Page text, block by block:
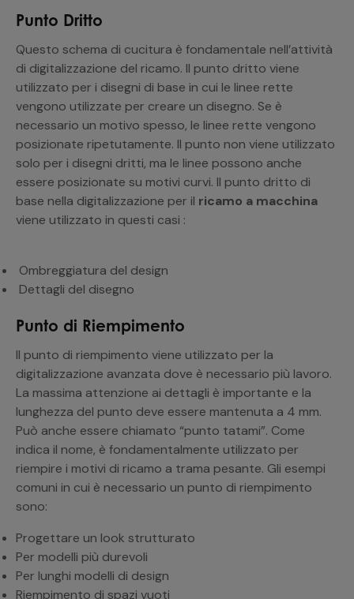
Punto Dritto
Questo schema di cucitura è fondamentale nell’attività
di digitalizzazione del ricamo. Il punto dritto viene
utilizzato per i disegni di base in cui le linee rette
vengono utilizzate per creare un disegno. Se è
necessario un motivo spesso, le linee rette vengono
posizionate ripetutamente. Il punto non viene utilizzato
solo per i disegni dritti, ma le linee possono anche
essere posizionate su motivi curvi. Il punto dritto di
base nella digitalizzazione per il ricamo a macchina
viene utilizzato in questi casi :
Ombreggiatura del design
Dettagli del disegno
Punto di Riempimento
Il punto di riempimento viene utilizzato per la
digitalizzazione avanzata dove è necessario più lavoro.
La massima attenzione ai dettagli è importante e la
lunghezza del punto deve essere mantenuta a 4 mm.
Può anche essere chiamato “punto tatami”. Come
indica il nome, è fondamentalmente utilizzato per
riempire i motivi di ricamo a trama pesante. Gli esempi
comuni in cui è necessario un punto di riempimento
sono:
Progettare un look strutturato
Per modelli più durevoli
Per lunghi modelli di design
Riempimento di spazi vuoti